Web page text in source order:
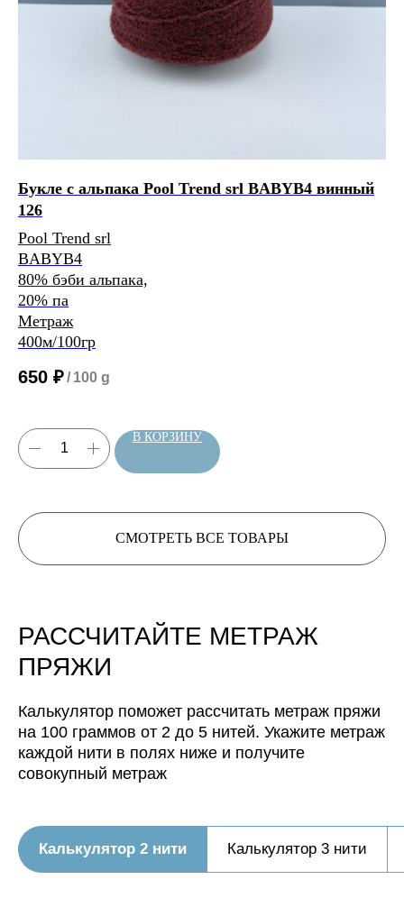
Букле с альпака Pool Trend srl BABYB4 винный
126
Pool Trend srl
BABYB4
80% бэби альпака,
20% па
Метраж
400м/100гр
650 ₽/ 100 g
В КОРЗИНУ
СМОТРЕТЬ ВСЕ ТОВАРЫ
РАССЧИТАЙТЕ МЕТРАЖ
ПРЯЖИ
Калькулятор поможет рассчитать метраж пряжи
на 100 граммов от 2 до 5 нитей. Укажите метраж
каждой нити в полях ниже и получите
совокупный метраж
Калькулятор 2 нити Калькулятор 3 нити
Нить 1
Нить 2
Нить, собранная из 2 нитей
будет иметь метраж:
0
Нить, собранная из 3 нитей
будет иметь метраж:
Нить, собранная из 4 нитей
артикулов
Нить, собранная из 5 нитей
будет иметь метраж: